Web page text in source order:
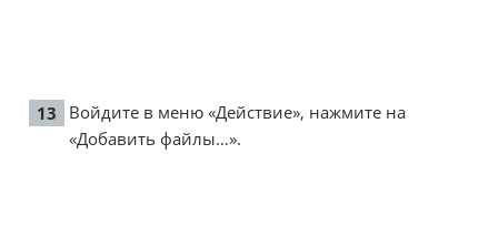
Войдите в меню «Действие», нажмите на
«Добавить файлы…».